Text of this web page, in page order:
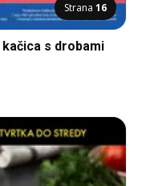
Strana 16
s drobami